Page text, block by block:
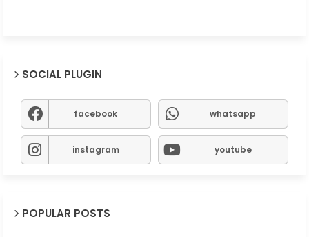
SOCIAL PLUGIN
facebook whatsapp
instagram youtube
POPULAR POSTS